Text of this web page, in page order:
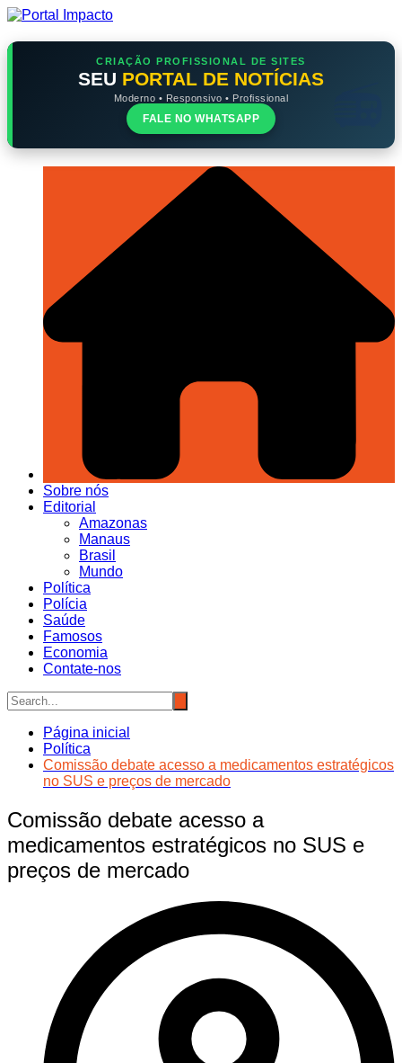
Ir
o
CRIAÇÃO PROFISSIONAL DE SITES
SEU PORTAL DE NOTÍCIAS
Moderno • Responsivo • Profissional
FALE NO WHATSAPP
Sobre nós
Editorial
Amazonas
Manaus
Brasil
Mundo
Política
Polícia
Saúde
Famosos
Economia
Contate-nos
Página inicial
Política
Comissão debate acesso a medicamentos estratégicos
no SUS e preços de mercado
Comissão debate acesso a
medicamentos estratégicos no SUS e
preços de mercado